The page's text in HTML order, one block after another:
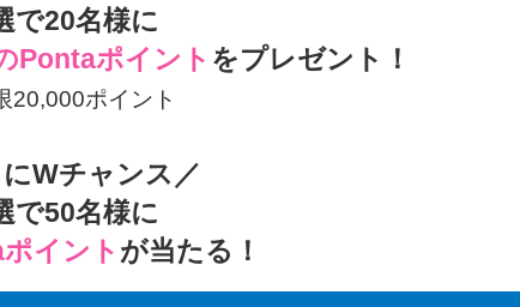
で20名様に
Pontaポイント をプレゼント！
20,000ポイント
Wチャンス／
で50名様に
イント が当たる！